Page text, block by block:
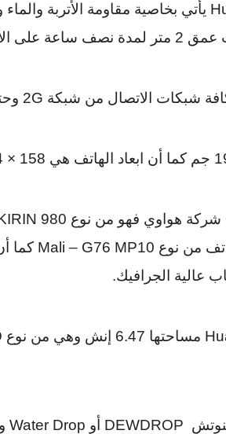
يأتي بخاصية مقاومة الأتربة
على الأقل.
شبكات الاتصال من شبكة 2G
جم كما أن ابعاد الهاتف هي × 158
شركة هواوي فهو من نوع 980
من نوع Mali – G76 MP10 كما
عالية الجرافيك.
مساحتها 6.47 إنش وهي من نوع
DEWDROP أو Water Drop